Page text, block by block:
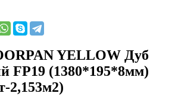
YELLOW Дуб
FP19 (1380*195*8мм)
2,153м2)